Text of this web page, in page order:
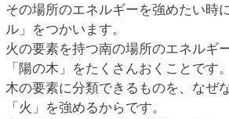
その場所のエネルギーを強めたい時
ル」をつかいます。
火の要素を持つ南の場所のエネルギ
「陽の木」をたくさんおくことです
木の要素に分類できるものを、なぜ
「火」を強めるからです。